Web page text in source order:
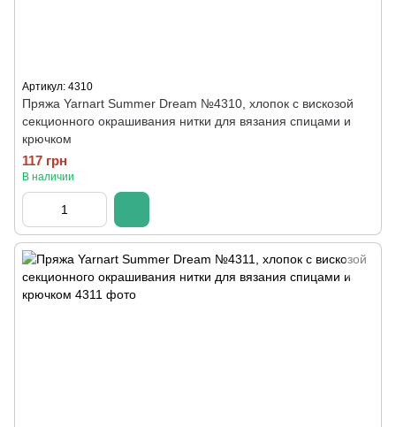
Артикул: 4310
Пряжа Yarnart Summer Dream №4310, хлопок с вискозой
секционного окрашивания нитки для вязания спицами и
крючком
117 грн
В наличии